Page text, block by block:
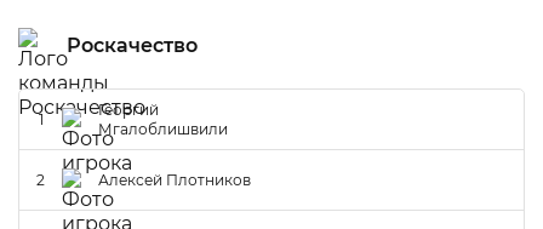
Роскачество
1
Георгий
Мгалоблишвили
2 Алексей Плотников